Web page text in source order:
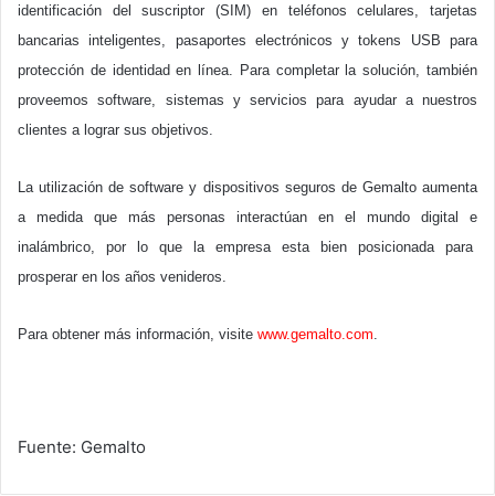
identificación del suscriptor (SIM) en teléfonos celulares, tarjetas
bancarias inteligentes, pasaportes electrónicos y tokens USB para
protección de identidad en línea. Para completar la solución, también
proveemos software, sistemas y servicios para ayudar a nuestros
clientes a lograr sus objetivos.
La utilización de software y dispositivos seguros de Gemalto aumenta
a medida que más personas interactúan en el mundo digital e
inalámbrico, por lo que la empresa esta bien posicionada para
prosperar en los años venideros.
Para obtener más información, visite www.gemalto.com
Fuente: Gemalto